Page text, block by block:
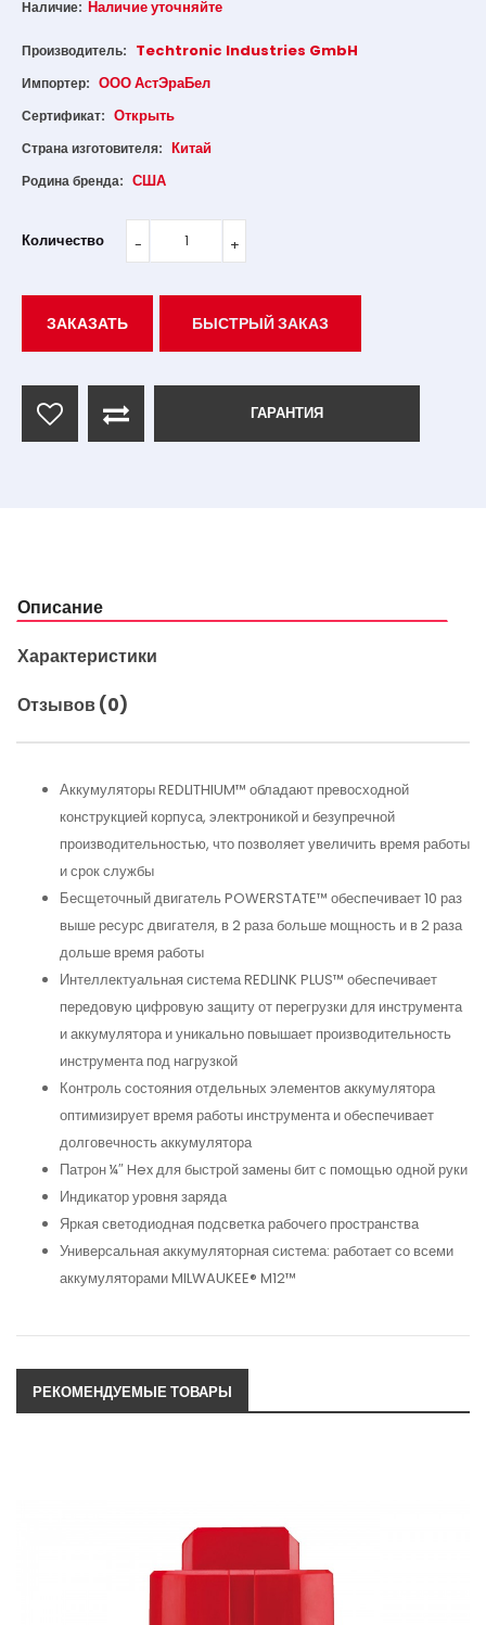
Наличие: Наличие уточняйте
Производитель: Techtronic Industries GmbH
Импортер: ООО АстЭраБел
Сертификат: Открыть
Страна изготовителя: Китай
Родина бренда: США
Количество
ЗАКАЗАТЬ БЫСТРЫЙ ЗАКАЗ
ГАРАНТИЯ
Описание
Характеристики
Отзывов (0)
Аккумуляторы REDLITHIUM™ обладают превосходной
конструкцией корпуса, электроникой и безупречной
производительностью, что позволяет увеличить время работы
и срок службы
Бесщеточный двигатель POWERSTATE™ обеспечивает 10 раз
выше ресурс двигателя, в 2 раза больше мощность и в 2 раза
дольше время работы
Интеллектуальная система REDLINK PLUS™ обеспечивает
передовую цифровую защиту от перегрузки для инструмента
и аккумулятора и уникально повышает производительность
инструмента под нагрузкой
Контроль состояния отдельных элементов аккумулятора
оптимизирует время работы инструмента и обеспечивает
долговечность аккумулятора
Патрон ¼″ Hex для быстрой замены бит с помощью одной руки
Индикатор уровня заряда
Яркая светодиодная подсветка рабочего пространства
Универсальная аккумуляторная система: работает со всеми
аккумуляторами MILWAUKEE® M12™
РЕКОМЕНДУЕМЫЕ ТОВАРЫ